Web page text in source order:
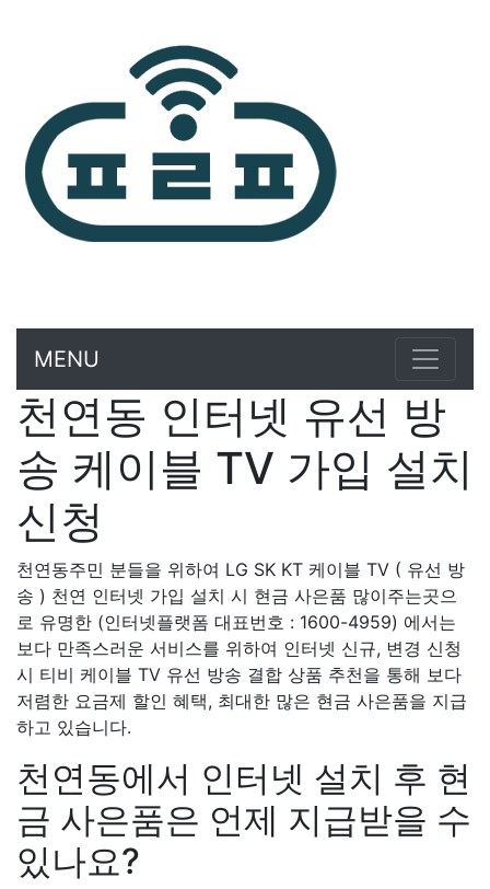
MENU
천연동 인터넷 유선 방
송 케이블 TV 가입 설치
신청
천연동주민 분들을 위하여 LG SK KT 케이블 TV ( 유선 방
송 ) 천연 인터넷 가입 설치 시 현금 사은품 많이주는곳으
로 유명한 (인터넷플랫폼 대표번호 : 1600-4959) 에서는
보다 만족스러운 서비스를 위하여 인터넷 신규, 변경 신청
시 티비 케이블 TV 유선 방송 결합 상품 추천을 통해 보다
저렴한 요금제 할인 혜택, 최대한 많은 현금 사은품을 지급
하고 있습니다.
천연동에서 인터넷 설치 후 현
금 사은품은 언제 지급받을 수
있나요?